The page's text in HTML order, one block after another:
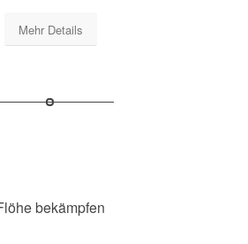
Mehr Details
bekämpfen